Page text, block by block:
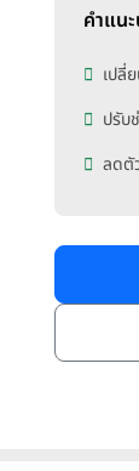
คำแน
เปลี่
ปรับ
ลดตั